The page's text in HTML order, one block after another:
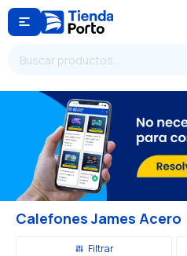

Calefones James Acero